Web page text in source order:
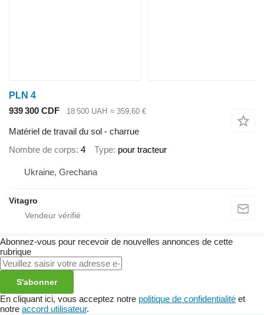
PLN 4
939 300 CDF
18 500 UAH ≈ 359,60 €
Matériel de travail du sol - charrue
Nombre de corps 4 Type pour tracteur
Ukraine, Grechana
Vitagro
Abonnez-vous pour recevoir de nouvelles annonces de cette
rubrique
S'abonner
En cliquant ici, vous acceptez notre politique de confidentialité et
notre accord utilisateur.